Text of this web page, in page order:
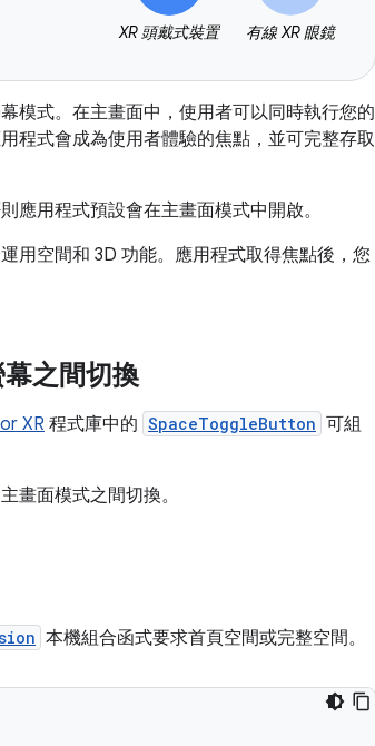
XR 頭戴式裝置 有線 XR 眼鏡
模式。在主畫面中，使用者可以同時執行您的
程式會成為使用者體驗的焦點，並可完整存取
應用程式預設會在主畫面模式中開啟。
用空間和 3D 功能。應用程式取得焦點後，您
之間切換
XR 程式庫中的 SpaceToggleButton 可組
畫面模式之間切換。
本機組合函式要求首頁空間或完整空間。